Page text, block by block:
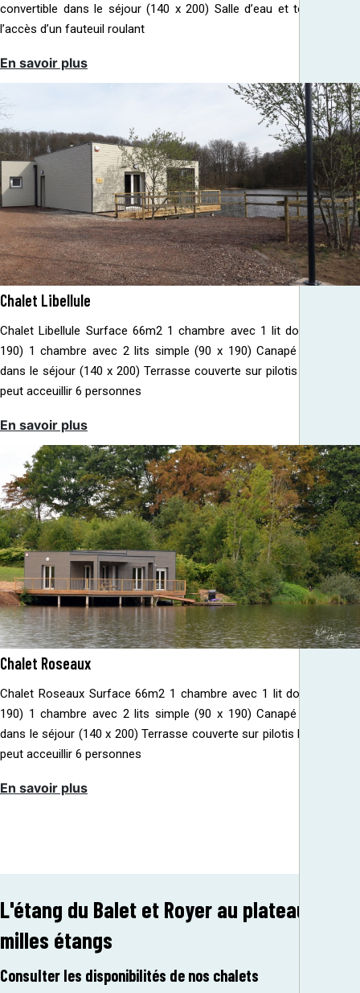
convertible dans le séjour (140 x 200) Salle d’eau et toilette pour
l’accès d’un fauteuil roulant
En savoir plus
Chalet Libellule
Chalet Libellule Surface 66m2 1 chambre avec 1 lit double (140 x
190) 1 chambre avec 2 lits simple (90 x 190) Canapé convertible
dans le séjour (140 x 200) Terrasse couverte sur pilotis Le Libellule
peut acceuillir 6 personnes
En savoir plus
Chalet Roseaux
Chalet Roseaux Surface 66m2 1 chambre avec 1 lit double (140 x
190) 1 chambre avec 2 lits simple (90 x 190) Canapé convertible
dans le séjour (140 x 200) Terrasse couverte sur pilotis Le Roseaux
peut acceuillir 6 personnes
En savoir plus
L'étang du Balet et Royer au plateau des
milles étangs
Consulter les disponibilités de nos chalets